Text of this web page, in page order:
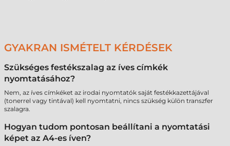
GYAKRAN ISMÉTELT KÉRDÉSEK
Szükséges festékszalag az íves címkék
nyomtatásához?
Nem, az íves címkéket az irodai nyomtatók saját festékkazettájával
(tonerrel vagy tintával) kell nyomtatni, nincs szükség külön transzfer
szalagra.
Hogyan tudom pontosan beállítani a nyomtatási
képet az A4-es íven?